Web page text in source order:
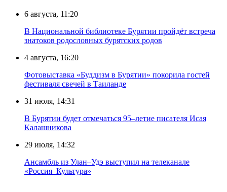
6 августа, 11:20
В Национальной библиотеке Бурятии пройдёт встреча
знатоков родословных бурятских родов
4 августа, 16:20
Фотовыставка «Буддизм в Бурятии» покорила гостей
фестиваля свечей в Таиланде
31 июля, 14:31
В Бурятии будет отмечаться 95–летие писателя Исая
Калашникова
29 июля, 14:32
Ансамбль из Улан–Удэ выступил на телеканале
«Россия–Культура»